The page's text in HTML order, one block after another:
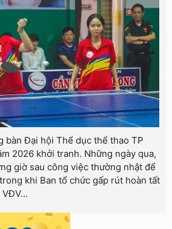
bàn Đại hội Thể dục thể thao TP
2026 khởi tranh. Những ngày qua,
giờ sau công việc thường nhật để
khi Ban tổ chức gấp rút hoàn tất